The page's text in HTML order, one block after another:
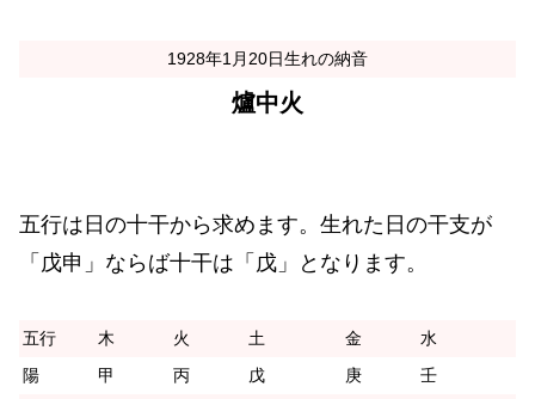
1928年1月20日生れの納音
爐中火
五行は日の十干から求めます。生れた日の干支が
「戊申」ならば十干は「戊」となります。
五行 木 火 土 金
水
陽
甲 丙 戊 庚
壬